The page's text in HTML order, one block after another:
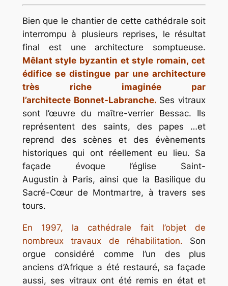
Bien que le chantier de cette cathédrale soit
interrompu à plusieurs reprises, le résultat
final est une architecture somptueuse.
Mêlant style byzantin et style romain, cet
édifice se distingue par une architecture
très riche imaginée par
l’architecte Bonnet-Labranche. Ses vitraux
sont l’œuvre du maître-verrier Bessac. Ils
représentent des saints, des papes …et
reprend des scènes et des évènements
historiques qui ont réellement eu lieu. Sa
façade évoque l’église Saint-
Augustin à Paris, ainsi que la Basilique du
Sacré-Cœur de Montmartre, à travers ses
tours.
En 1997, la cathédrale fait l’objet de
nombreux travaux de réhabilitation. Son
orgue considéré comme l’un des plus
anciens d’Afrique a été restauré, sa façade
aussi, ses vitraux ont été remis en état et